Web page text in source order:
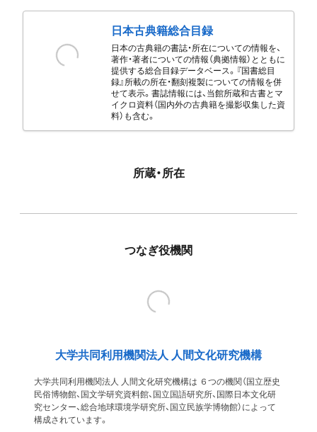
日本古典籍総合目録
日本の古典籍の書誌・所在についての情報を、
著作・著者についての情報（典拠情報）とともに
提供する総合目録データベース。『国書総目
録』所載の所在・翻刻複製についての情報を併
せて表示。書誌情報には、当館所蔵和古書とマ
イクロ資料（国内外の古典籍を撮影収集した資
料）も含む。
所蔵・所在
つなぎ役機関
大学共同利用機関法人 人間文化研究機構
大学共同利用機関法人 人間文化研究機構は ６つの機関（国立歴史
民俗博物館、国文学研究資料館、国立国語研究所、国際日本文化研
究センター、総合地球環境学研究所、国立民族学博物館）によって
構成されています。